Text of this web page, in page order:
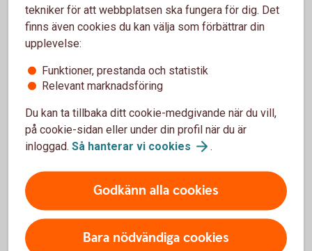
Kontakta
Google
Vill du veta mer om Google
Pay?
Om du har fler frågor eller funderingar om Google
tekniker för att webbplatsen ska fungera för dig. Det
finns även cookies du kan välja som förbättrar din
upplevelse:
Funktioner, prestanda och statistik
Relevant marknadsföring
Du kan ta tillbaka ditt cookie-medgivande när du vill,
på cookie-sidan eller under din profil när du är
inloggad. Så hanterar vi cookies .
Godkänn alla cookies
Bara nödvändiga cookies